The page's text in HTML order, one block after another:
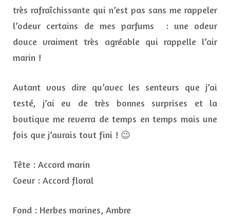
très rafraîchissante qui n’est pas sans me rappeler
l’odeur certains de mes parfums : une odeur
douce vraiment très agréable qui rappelle l’air
marin !
Autant vous dire qu’avec les senteurs que j’ai
testé, j’ai eu de très bonnes surprises et la
boutique me reverra de temps en temps mais une
fois que j’aurais tout fini ! 😉
Tête : Accord marin
Coeur : Accord floral
Fond : Herbes marines, Ambre